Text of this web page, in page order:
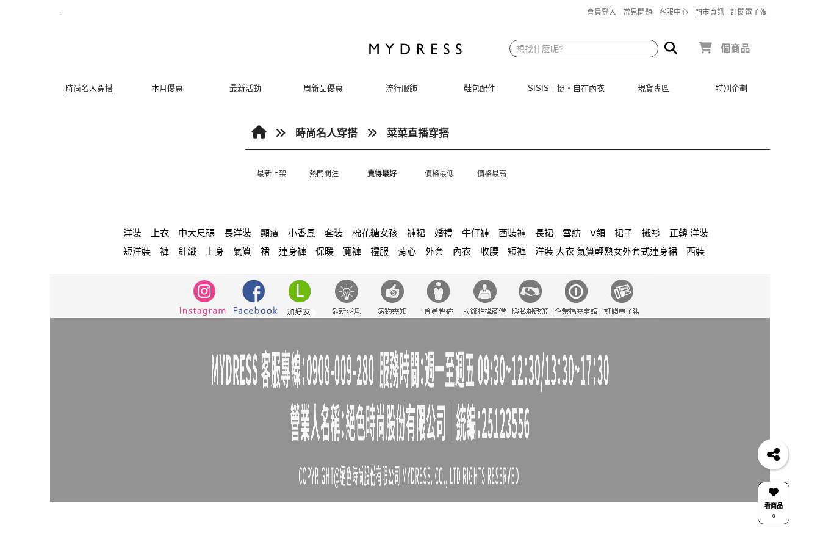
. 會員登入 常見問題 客服中心 門市資訊 訂閱電子報
個商品
時尚名人穿搭 本月優惠 最新活動 周新品優惠 流行服飾 鞋包配件 SISIS｜挺‧自在內衣 現貨專區 特別企劃
時尚名人穿搭 菜菜直播穿搭
最新上架 熱門關注 賣得最好 價格最低 價格最高
洋裝 上衣 中大尺碼 長洋裝 顯瘦 小香風 套裝 棉花糖女孩 褲裙 婚禮 牛仔褲 西裝褲 長裙 雪紡 V領 裙子 襯衫
正韓 洋裝
短洋裝
褲 針織 上身 氣質 裙 連身褲 保暖 寬褲 禮服 背心 外套 內衣 收腰 短褲 洋裝 大衣 氣質輕熟女外套式連身裙
西裝
修身 腰鍊 雪紡上衣 中大 法式 罩衫 鬆緊腰 假兩件 出清 短袖 束腹 鞋子 綁帶 涼感短褲
白色婚禮 洋裝
針織上衣 格紋 不規則 羊裝 典雅 蕾絲 刷毛 海軍領 韓版 寬版上衣 A字 通勤 褲子 春天 藍色
看商品
0